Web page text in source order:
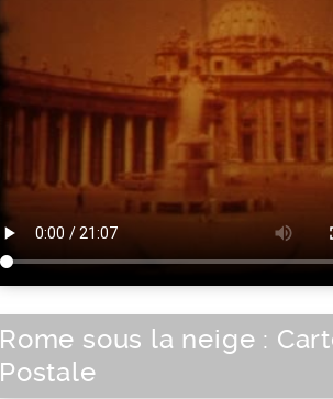
Rome sous la neige :
Postale